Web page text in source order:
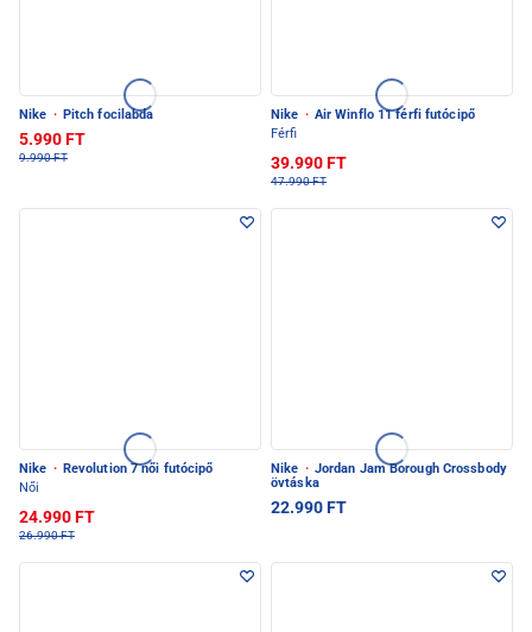
Nike · Pitch focilabda
5.990 FT
9.990 FT
Nike · Air Winflo 11 férfi futócipő
Férfi
39.990 FT
47.990 FT
Nike · Revolution 7 női futócipő
Női
24.990 FT
26.990 FT
Nike · Jordan Jam Borough Crossbody
övtáska
22.990 FT